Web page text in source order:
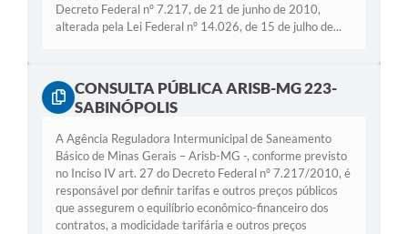
Decreto Federal nº 7.217, de 21 de junho de 2010,
alterada pela Lei Federal nº 14.026, de 15 de julho de...
CONSULTA PÚBLICA ARISB-MG 223-
SABINÓPOLIS
A Agência Reguladora Intermunicipal de Saneamento
Básico de Minas Gerais – Arisb-MG -, conforme previsto
no Inciso IV art. 27 do Decreto Federal nº 7.217/2010, é
responsável por definir tarifas e outros preços públicos
que assegurem o equilíbrio econômico-financeiro dos
contratos, a modicidade tarifária e outros preços